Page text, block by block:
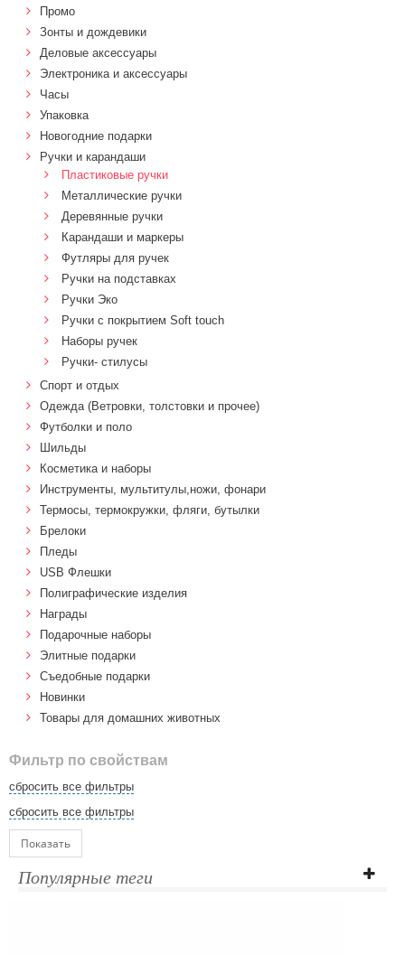
Промо
Зонты и дождевики
Деловые аксессуары
Электроника и аксессуары
Часы
Упаковка
Новогодние подарки
Ручки и карандаши
Пластиковые ручки
Металлические ручки
Деревянные ручки
Карандаши и маркеры
Футляры для ручек
Ручки на подставках
Ручки Эко
Ручки с покрытием Soft touch
Наборы ручек
Ручки- стилусы
Спорт и отдых
Одежда (Ветровки, толстовки и прочее)
Футболки и поло
Шильды
Косметика и наборы
Инструменты, мультитулы,ножи, фонари
Термосы, термокружки, фляги, бутылки
Брелоки
Пледы
USB Флешки
Полиграфические изделия
Награды
Подарочные наборы
Элитные подарки
Cъедобные подарки
Новинки
Товары для домашних животных
Фильтр по свойствам
сбросить все фильтры
сбросить все фильтры
Показать
Популярные теги